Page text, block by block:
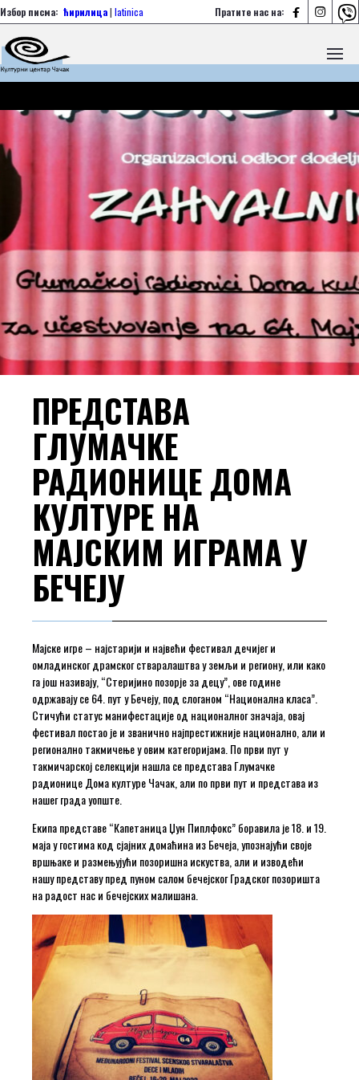
Пратите нас на:   
Избор писма: ћирилица| latinica
ПРЕДСТАВА
ГЛУМАЧКЕ
РАДИОНИЦЕ ДОМА
КУЛТУРЕ НА
МАЈСКИМ ИГРАМА У
БЕЧЕЈУ
Мајске игре – најстарији и највећи фестивал дечијег и
омладинског драмског стваралаштва у земљи и региону, или како
га још називају, “Стеријино позорје за децу”, ове године
одржавају се 64. пут у Бечеју, под слоганом “Национална класа”.
Стичући статус манифестације од националног значаја, овај
фестивал постао је и званично најпрестижније национално, али и
регионално такмичење у овим категоријама. По први пут у
такмичарској селекцији нашла се представа Глумачке
радионице Дома културе Чачак, али по први пут и представа из
нашег града уопште.
Екипа представе “Капетаница Џун Пиплфокс” боравила је 18. и 19.
маја у гостима код сјајних домаћина из Бечеја, упознајући своје
вршњаке и размењујући позоришна искуства, али и изводећи
нашу представу пред пуном салом бечејског Градског позоришта
на радост нас и бечејских малишана.